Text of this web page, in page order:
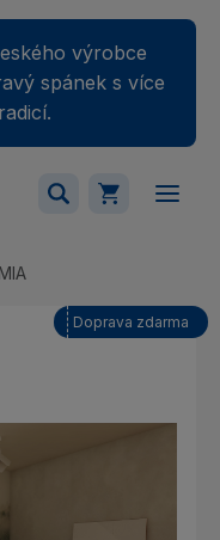
výrobce
spánek s více
prázdny.
Doprava zdarma